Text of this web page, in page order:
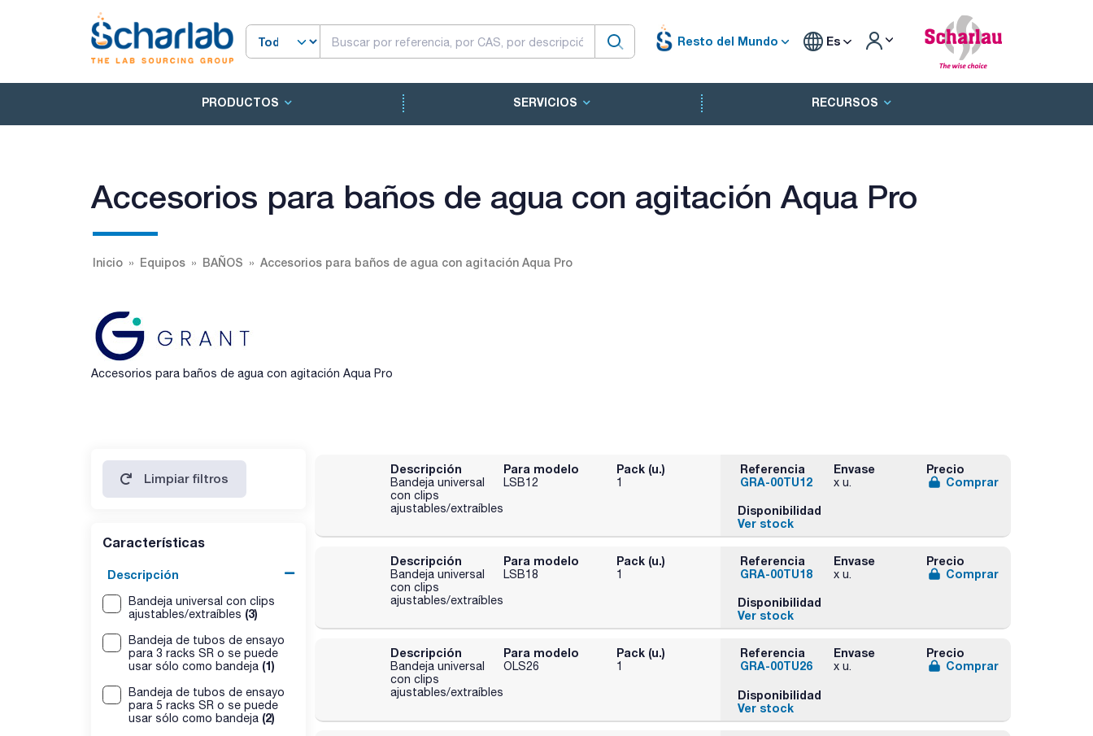
Resto del Mundo Es
PRODUCTOS SERVICIOS RECURSOS
Accesorios para baños de agua con agitación Aqua Pro
Inicio Equipos BAÑOS Accesorios para baños de agua con agitación Aqua Pro
Accesorios para baños de agua con agitación Aqua Pro
Limpiar filtros
Características
Descripción
Bandeja universal con clips
ajustables/extraíbles (3)
Bandeja de tubos de ensayo
para 3 racks SR o se puede
usar sólo como bandeja (1)
Bandeja de tubos de ensayo
para 5 racks SR o se puede
usar sólo como bandeja (2)
Descripción
Bandeja universal
con clips
ajustables/extraíbles
Para modelo
LSB12
Pack (u.)
1
Referencia
GRA-00TU12
Envase
x u.
Precio
Comprar
Disponibilidad
Ver stock
Descripción
Bandeja universal
con clips
ajustables/extraíbles
Para modelo
LSB18
Pack (u.)
1
Referencia
GRA-00TU18
Envase
x u.
Precio
Comprar
Disponibilidad
Ver stock
Descripción
Bandeja universal
con clips
ajustables/extraíbles
Para modelo
OLS26
Pack (u.)
1
Referencia
GRA-00TU26
Envase
x u.
Precio
Comprar
Disponibilidad
Ver stock